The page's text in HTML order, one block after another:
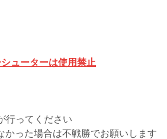
ューターは使用禁止
行ってください
った場合は不戦勝でお願いします